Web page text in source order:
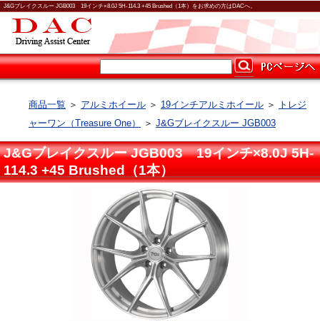
J&Gブレイクスルー JGB003 19インチ×8.0J 5H-114.3 +45 Brushed（1本）をお求めの方はDACへ。
商品一覧 ＞ アルミホイール ＞ 19インチアルミホイール ＞
トレジ
ャーワン（Treasure One）
＞ J&Gブレイクスルー JGB003
J&Gブレイクスルー JGB003 19インチ×8.0J 5H-
114.3 +45 Brushed（1本）